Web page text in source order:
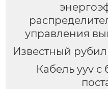
управления
Известный
Кабель yyv